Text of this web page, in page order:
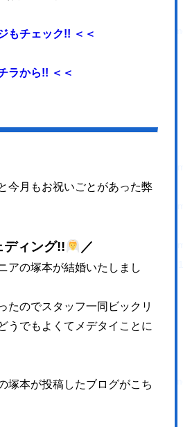
もチェック!! ＜＜
ラから!! ＜＜
今月もお祝いごとがあった弊
ディング!! ／
アの塚本が結婚いたしまし
たのでスタッフ一同ビックリ
うでもよくてメデタイことに
塚本が投稿したブログがこち
wp-content/themes/wp-
wp-content/themes/wp-hajime2021/
wp-content/themes/wp-hajime2021/
wp-content/themes/wp-hajime2021/
wp-content/themes/wp-
loading="lazy">
wp-content/themes/wp-